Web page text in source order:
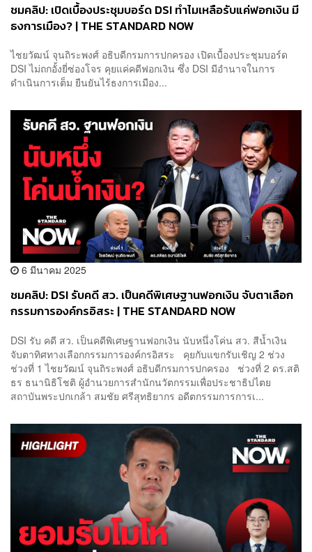
ชมคลิป: เปิดเบื้องประชุมบอร์ด DSI ทำไมเหลือรับแค่ฟอกเงิน มี
ธงการเมือง? | THE STANDARD NOW
ไชยวัฒน์ จุนถิระพงศ์ อธิบดีกรมการปกครอง เปิดเบื้องประชุมบอร์ด
DSI ไม่ถกอั้งยี่ซ่องโจร คุยแค่คดีฟอกเงิน ซึ่ง DSI มีอำนาจในการ
ดำเนินการเต็ม ยืนยันไร้ธงการเมือง...
6 มีนาคม 2025
ชมคลิป: DSI รับคดี สว. เป็นคดีพิเศษฐานฟอกเงิน จับตาเลือก
กรรมการองค์กรอิสระ | THE STANDARD NOW
DSI รับ คดี สว. เป็นคดีพิเศษฐานฟอกเงิน นับหนึ่งโค่น สว. สีน้ำเงิน
จับตาทิศทางเลือกกรรมการองค์กรอิสระ คุยกับแขกรับเชิญ 2 ช่วง
ช่วงที่ 1 ไชยวัฒน์ จุนถิระพงศ์ อธิบดีกรมการปกครอง ช่วงที่ 2 ดร.สติ
ธร ธนานิธิโชติ ผู้อำนวยการสำนักนวัตกรรมเพื่อประชาธิปไตย
สถาบันพระปกเกล้า สมชัย ศรีสุทธิยากร อดีตกรรมการการเ...